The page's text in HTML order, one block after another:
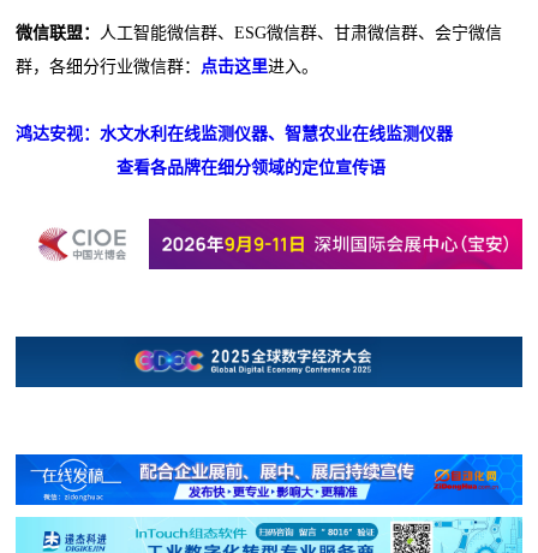
微信联盟：
人工智能微信群、ESG微信群、甘肃微信群、会宁微信
群，各细分行业微信群：
点击这里进入。
鸿达安视：水文水利在线监测仪器、智慧农业在线监测仪器
查看各品牌在细分领域的定位宣传语